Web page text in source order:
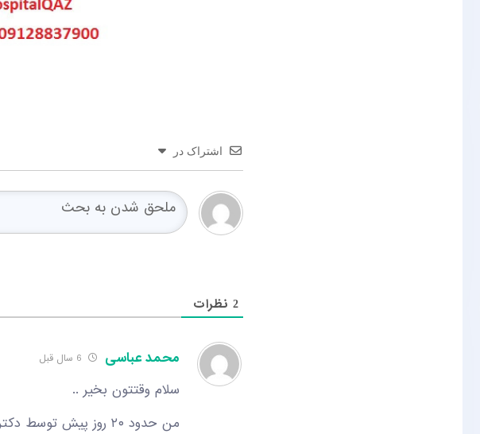
اشتراک در
2 نظرات
محمد عباسی
سلام وقتتون بخیر ..
من حدود ۲۰ روز پیش